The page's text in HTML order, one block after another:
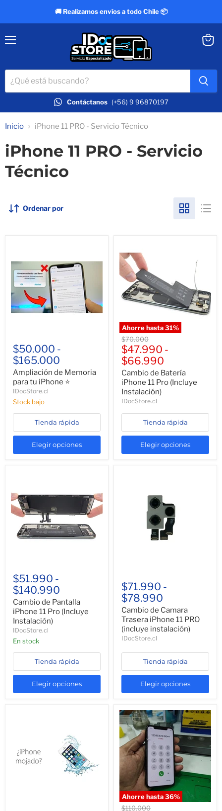
🚚 Realizamos envíos a todo Chile 📦
Contáctanos (+56) 9 96870197
Inicio iPhone 11 PRO - Servicio Técnico
iPhone 11 PRO - Servicio
Técnico
Ordenar por
$50.000 -
$165.000
Ampliación de Memoria
para tu iPhone ⭐
IDocStore.cl
Stock bajo
Tienda rápida
Elegir opciones
Ahorre hasta31%
Precio
original
$70.000
$47.990 -
$66.990
Cambio de Batería
iPhone 11 Pro (Incluye
Instalación)
IDocStore.cl
Tienda rápida
Elegir opciones
$51.990 -
$140.990
Cambio de Pantalla
iPhone 11 Pro (Incluye
Instalación)
IDocStore.cl
En stock
Tienda rápida
Elegir opciones
$71.990 -
$78.990
Cambio de Camara
Trasera iPhone 11 PRO
(incluye instalación)
IDocStore.cl
Tienda rápida
Elegir opciones
Ahorre hasta36%
Precio
$110.000